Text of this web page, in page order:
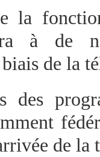
la
à de
de la
des
de